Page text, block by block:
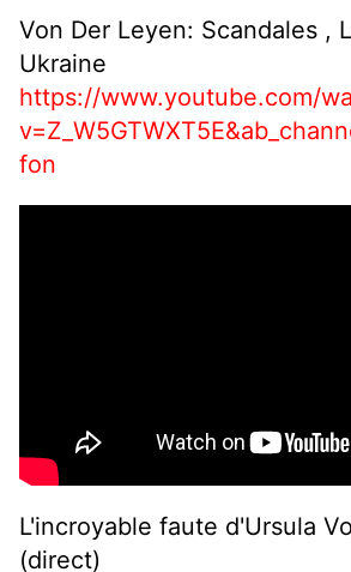
Von Der Leyen: Scandales ,
Ukraine
https://www.youtube.com/
fon
L'incroyable faute d'Ursula
(direct)